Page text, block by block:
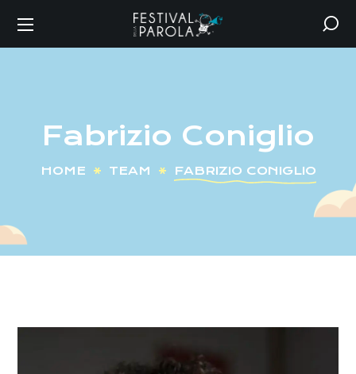
Fabrizio Coniglio
HOME TEAM FABRIZIO CONIGLIO